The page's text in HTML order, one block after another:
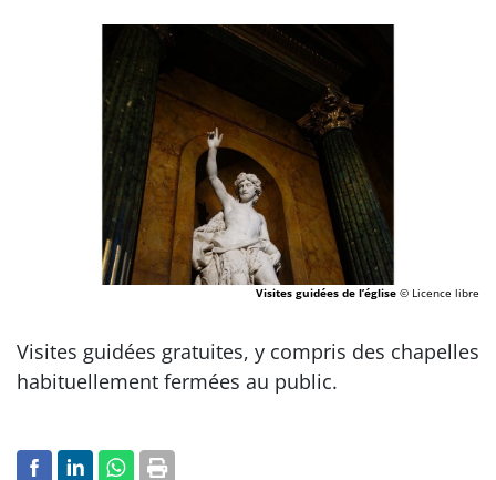
Visites guidées de l’église © Licence libre
Visites guidées gratuites, y compris des chapelles
habituellement fermées au public.